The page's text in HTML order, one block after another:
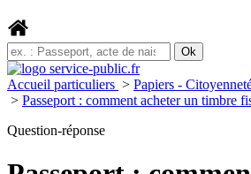
Accueil particuliers > Papiers -
> Passeport : comment acheter un timbre
Question-réponse